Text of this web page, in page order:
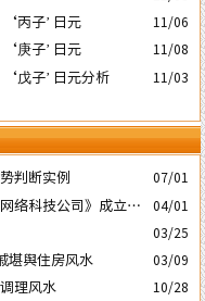
‘丙子’ 日元 11/06
‘庚子’ 日元 11/08
戊子’ 日元分析 11/03
判断实例
07/01
络科技公司》成立5
04/01
03/25
堪舆住房风水 03/09
理风水 10/28